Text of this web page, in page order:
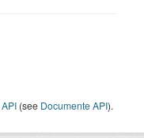
API (see Documente API).